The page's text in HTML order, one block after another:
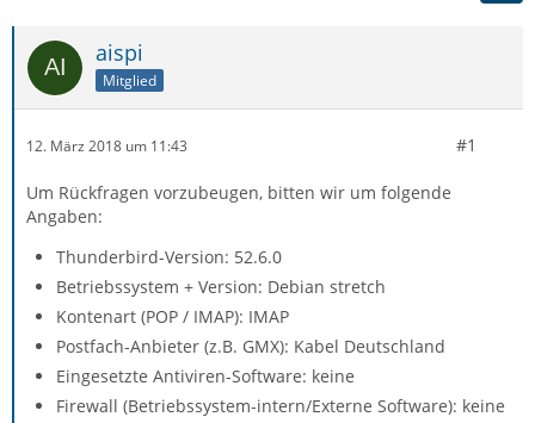
aispi
Mitglied
12. März 2018 um 11:43 #1
Um Rückfragen vorzubeugen, bitten wir um folgende
Angaben:
Thunderbird-Version: 52.6.0
Betriebssystem + Version: Debian stretch
Kontenart (POP / IMAP): IMAP
Postfach-Anbieter (z.B. GMX): Kabel Deutschland
Eingesetzte Antiviren-Software: keine
Firewall (Betriebssystem-intern/Externe Software): keine